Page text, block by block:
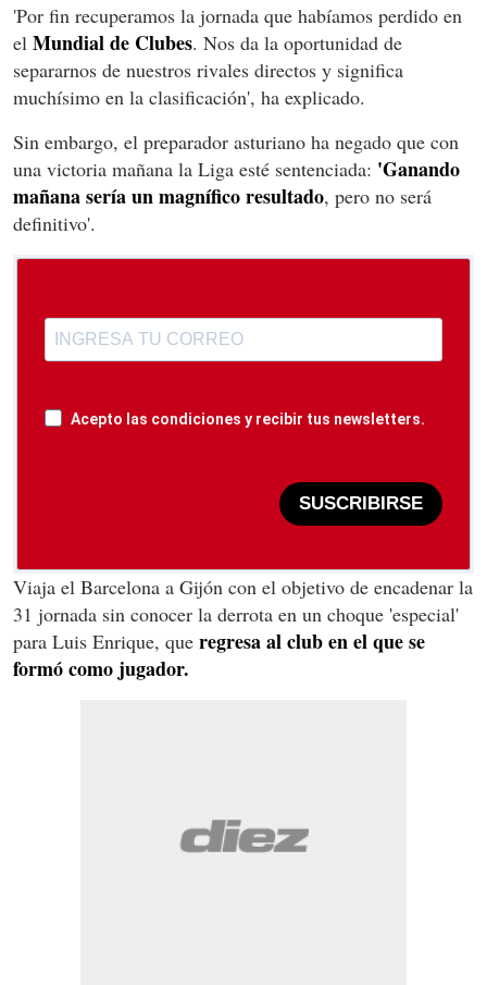
'Por fin recuperamos la jornada que habíamos perdido en
el Mundial de Clubes. Nos da la oportunidad de
separarnos de nuestros rivales directos y significa
muchísimo en la clasificación', ha explicado.
Sin embargo, el preparador asturiano ha negado que con
una victoria mañana la Liga esté sentenciada: 'Ganando
mañana sería un magnífico resultado, pero no será
definitivo'.
Acepto las condiciones y recibir tus newsletters.
SUSCRIBIRSE
Viaja el Barcelona a Gijón con el objetivo de encadenar la
31 jornada sin conocer la derrota en un choque 'especial'
para Luis Enrique, que regresa al club en el que se
formó como jugador.